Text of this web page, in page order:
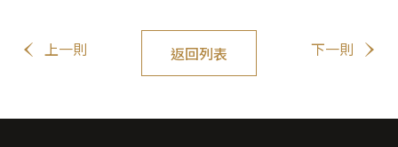
上一則 返回列表 下一則